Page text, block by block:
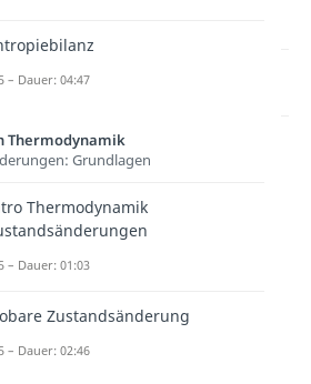
Lernen lohnt sich!
Inhalte:
– Dauer: 04:47
Thermodynamik
Grundlagen
Thermodynamik
– Dauer: 01:03
Zustandsänderung
– Dauer: 02:46